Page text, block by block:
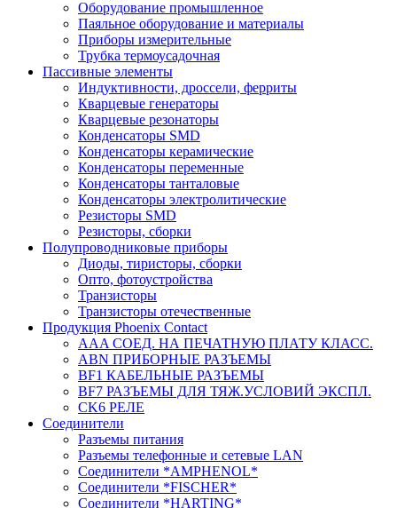
Оборудование промышленное
Паяльное оборудование и материалы
Приборы измерительные
Трубка термоусадочная
Пассивные элементы
Индуктивности, дроссели, ферриты
Кварцевые генераторы
Кварцевые резонаторы
Конденсаторы SMD
Конденсаторы керамические
Конденсаторы переменные
Конденсаторы танталовые
Конденсаторы электролитические
Резисторы SMD
Резисторы, сборки
Полупроводниковые приборы
Диоды, тиристоры, сборки
Опто, фотоустройства
Транзисторы
Транзисторы отечественные
Продукция Phoenix Contact
AAA СОЕД. НА ПЕЧАТНУЮ ПЛАТУ КЛАСС.
ABN ПРИБОРНЫЕ РАЗЪЕМЫ
BF1 КАБЕЛЬНЫЕ РАЗЪЕМЫ
BF7 РАЗЪЕМЫ ДЛЯ ТЯЖ.УСЛОВИЙ ЭКСПЛ.
CK6 РЕЛЕ
Соединители
Разъемы питания
Разъемы телефонные и сетевые LAN
Соединители *AMPHENOL*
Соединители *FISCHER*
Соединители *HARTING*